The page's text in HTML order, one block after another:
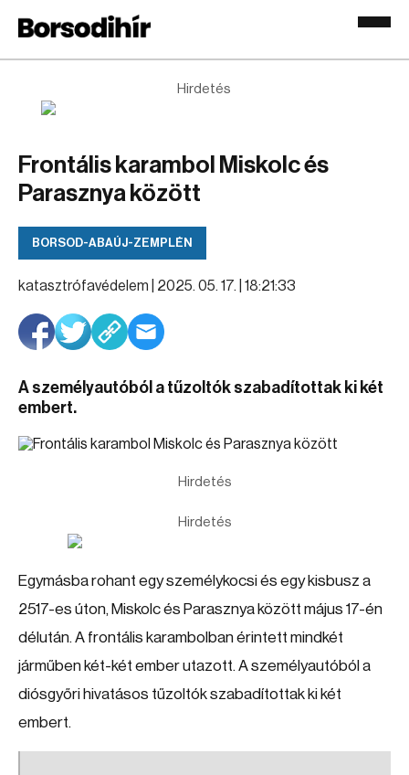
Hirdetés
Frontális karambol Miskolc és
Parasznya között
BORSOD-ABAÚJ-ZEMPLÉN
katasztrófavédelem | 2025. 05. 17. | 18:21:33
A személyautóból a tűzoltók szabadítottak ki két
embert.
Hirdetés
Hirdetés
Egymásba rohant egy személykocsi és egy kisbusz a
2517-es úton, Miskolc és Parasznya között május 17-én
délután. A frontális karambolban érintett mindkét
járműben két-két ember utazott. A személyautóból a
diósgyőri hivatásos tűzoltók szabadítottak ki két
embert.